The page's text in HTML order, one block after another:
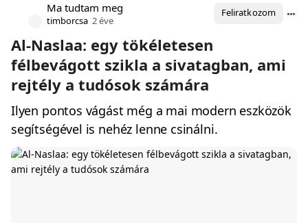
Ma tudtam meg
timborcsa 2 éve
Feliratkozom
Al-Naslaa: egy tökéletesen
félbevágott szikla a sivatagban, ami
rejtély a tudósok számára
Ilyen pontos vágást még a mai modern eszközök
segítségével is nehéz lenne csinálni.